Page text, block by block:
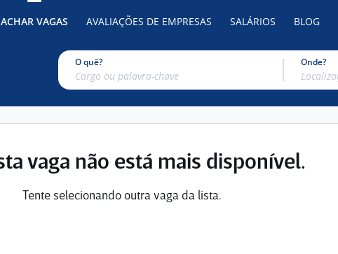
ACHAR VAGAS AVALIAÇÕES DE EMPRESAS SALÁRIOS BLOG
O quê? Onde?
vaga não está mais disponível.
Tente selecionando outra vaga da lista.